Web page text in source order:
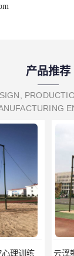
产品推荐
云浮攀爬架厂家 心理行为训练器材 质量保证